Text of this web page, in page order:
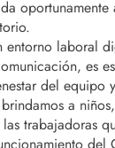
oportunamente
entorno laboral
es
del equipo
a
trabajadoras